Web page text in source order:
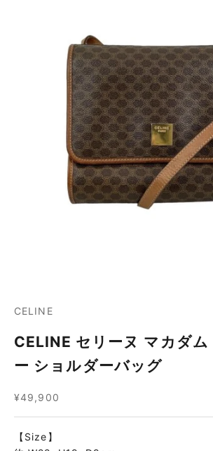
CELINE
CELINE セリーヌ マカダ
ー ショルダーバッグ
セール価格
¥49,900
【Size】